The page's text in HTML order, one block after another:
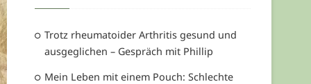
Trotz rheumatoider Arthritis gesund und
ausgeglichen – Gespräch mit Phillip
Mein Leben mit einem Pouch: Schlechte